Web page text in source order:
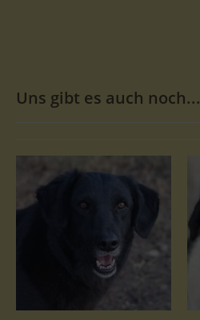
Uns gibt es auch noch...